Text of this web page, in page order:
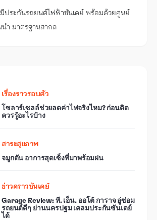
มีประกันรถยนต์ไฟฟ้าซันเดย์ พร้อมด้วยศูนย์
ำ มาตรฐานสากล
เรื่องราวรอบตัว
โซลาร์เซลล์ช่วยลดค่าไฟจริงไหม? ก่อนติด
ควรรู้อะไรบ้าง
สาระสุขภาพ
จมูกตัน อาการสุดเซ็งที่มาพร้อมฝน
ข่าวคราวซันเดย์
Garage Review: ที. เอ็น. ออโต้ การาจ อู่ซ่อม
รถยนต์ดีๆ ย่านนครปฐม เคลมประกันซันเดย์
ได้